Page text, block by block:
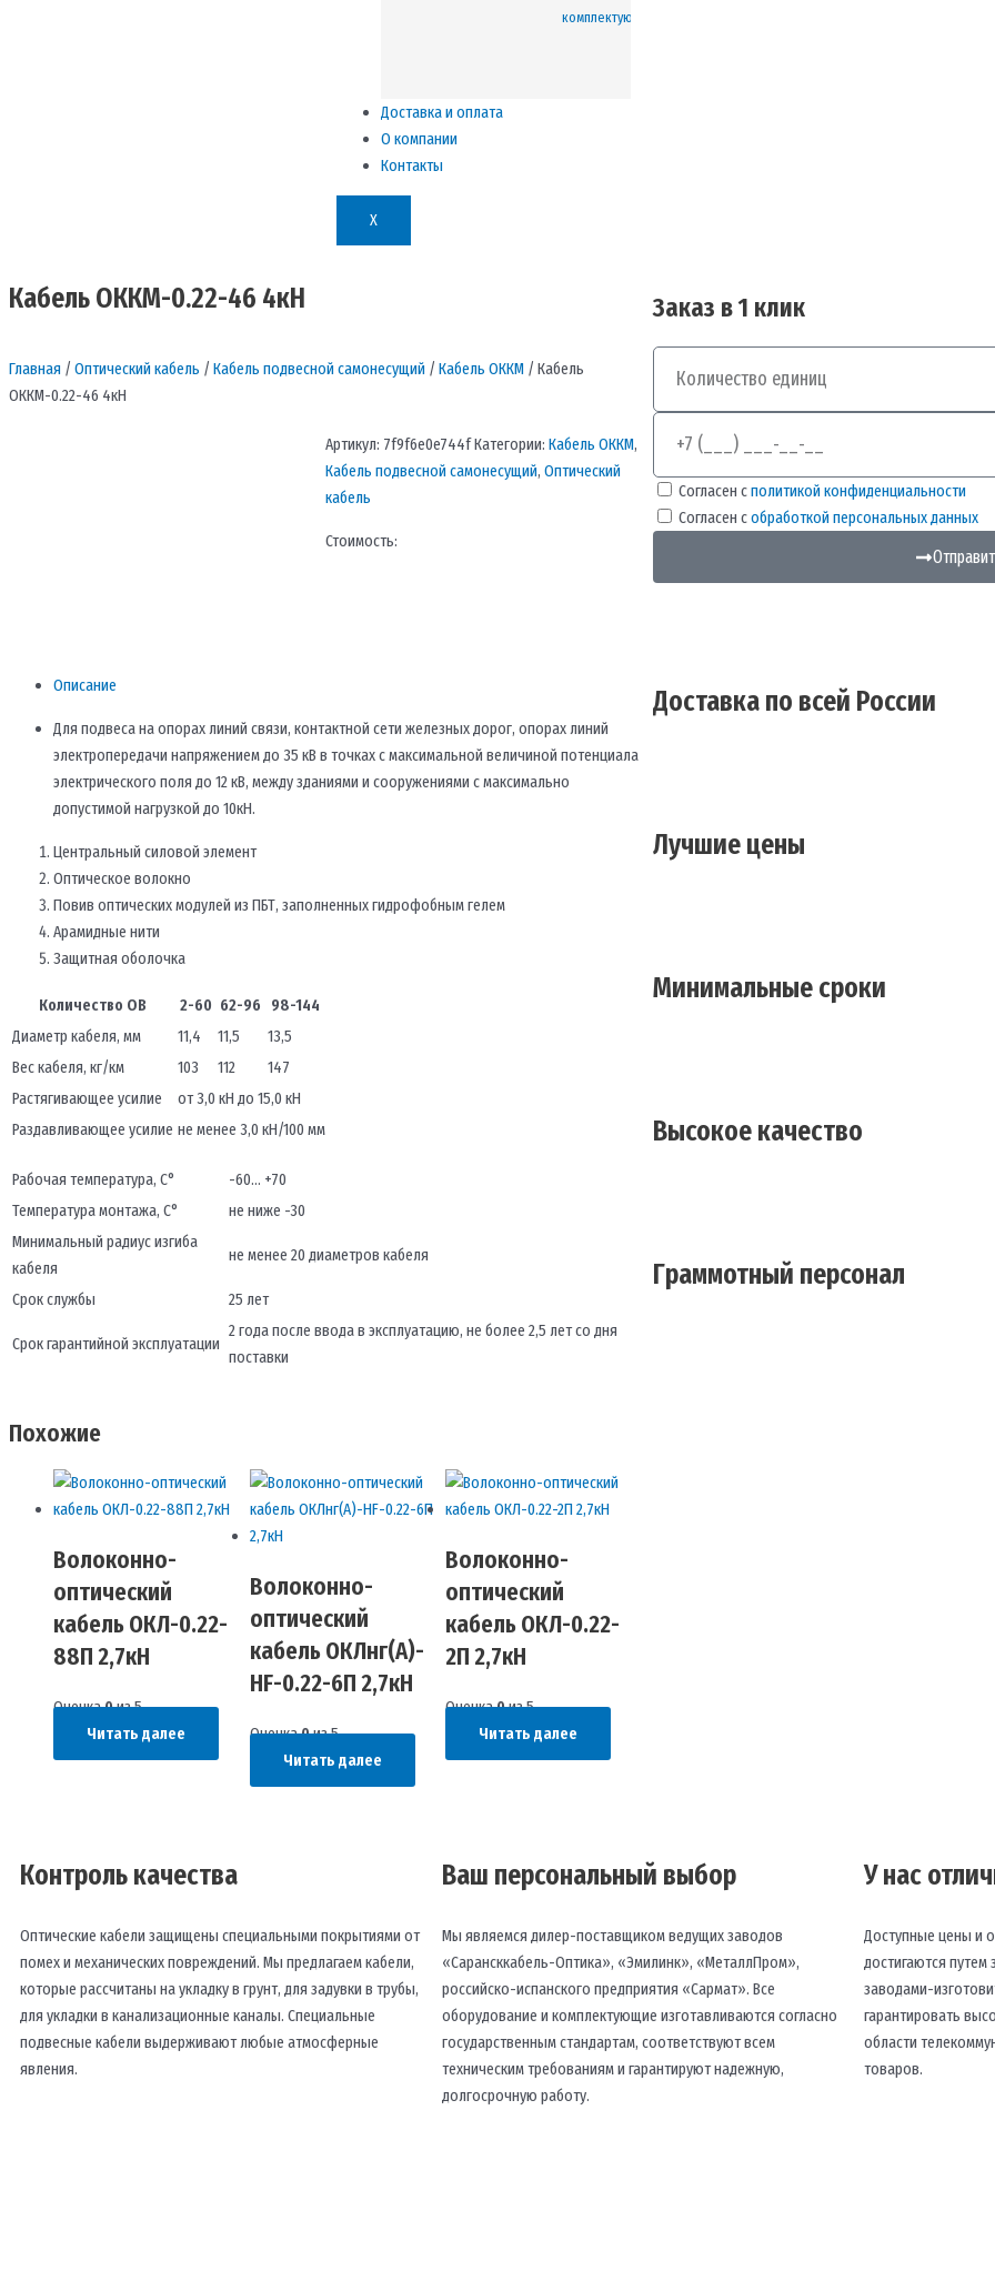
комплектующие
Доставка и оплата
О компании
Контакты
X
Кабель ОККМ-0.22-46 4кН
Главная / Оптический кабель / Кабель подвесной самонесущий / Кабель ОККМ / Кабель
ОККМ-0.22-46 4кН
Артикул: 7f9f6e0e744fКатегории: Кабель ОККМ,
Кабель подвесной самонесущий, Оптический
кабель
Стоимость:
Описание
Для подвеса на опорах линий связи, контактной сети железных дорог, опорах линий
электропередачи напряжением до 35 кВ в точках с максимальной величиной потенциала
электрического поля до 12 кВ, между зданиями и сооружениями с максимально
допустимой нагрузкой до 10кН.
Центральный силовой элемент
Оптическое волокно
Повив оптических модулей из ПБТ, заполненных гидрофобным гелем
Арамидные нити
Защитная оболочка
Количество ОВ 2-60 62-96
98-144
Диаметр кабеля, мм
11,4 11,5
13,5
Вес кабеля, кг/км
103 112
147
Растягивающее усилие
от 3,0 кН до 15,0 кН
Раздавливающее усилие не менее 3,0 кН/100 мм
Рабочая температура, С°
-60… +70
Температура монтажа, С°
не ниже -30
Минимальный радиус изгиба
кабеля
не менее 20 диаметров кабеля
Срок службы 25 лет
Срок гарантийной эксплуатации
2 года после ввода в эксплуатацию, не более 2,5 лет со дня
поставки
Похожие
Волоконно-
оптический
кабель ОКЛ-0.22-
88П 2,7кН
Оценка0из 5
Читать далее
Волоконно-
оптический
кабель ОКЛнг(A)-
HF-0.22-6П 2,7кН
Оценка0из 5
Читать далее
Волоконно-
оптический
кабель ОКЛ-0.22-
2П 2,7кН
Оценка0из 5
Читать далее
Заказ в 1 клик
Согласен сполитикой конфиденциальности
Согласен собработкой персональных данных
Доставка по всей России
Лучшие цены
Минимальные сроки
Высокое качество
Граммотный персонал
Контроль качества
Оптические кабели защищены специальными покрытиями от
помех и механических повреждений. Мы предлагаем кабели,
которые рассчитаны на укладку в грунт, для задувки в трубы,
для укладки в канализационные каналы. Специальные
подвесные кабели выдерживают любые атмосферные
явления.
Ваш персональный выбор
Мы являемся дилер-поставщиком ведущих заводов
«Сарансккабель-Оптика», «Эмилинк», «МеталлПром»,
российско-испанского предприятия «Сармат». Все
оборудование и комплектующие изготавливаются согласно
государственным стандартам, соответствуют всем
техническим требованиям и гарантируют надежную,
долгосрочную работу.
У нас
Доступные цены и
достигаются
заводами-
гарантировать
области
товаров.